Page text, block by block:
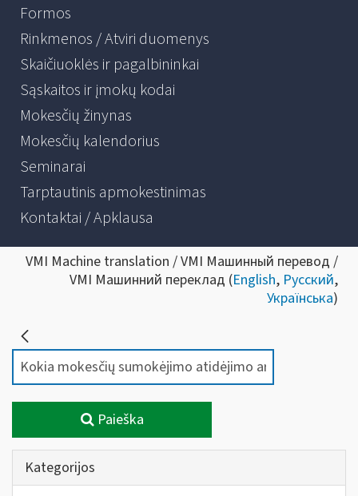
Formos
Rinkmenos / Atviri duomenys
Skaičiuoklės ir pagalbininkai
Sąskaitos ir įmokų kodai
Mokesčių žinynas
Mokesčių kalendorius
Seminarai
Tarptautinis apmokestinimas
Kontaktai / Apklausa
VMI Machine translation / VMI Машинный перевод /
VMI Машинний переклад (English, Русский,
Українська)
Paieška
Kategorijos